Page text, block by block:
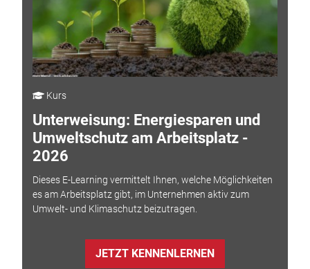
Kurs
Unterweisung: Energiesparen und
Umweltschutz am Arbeitsplatz -
2026
Dieses E-Learning vermittelt Ihnen, welche Möglichkeiten
es am Arbeitsplatz gibt, im Unternehmen aktiv zum
Umwelt- und Klimaschutz beizutragen.
JETZT KENNENLERNEN